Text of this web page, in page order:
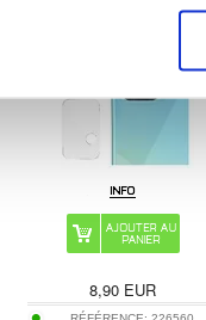
8,90 EUR